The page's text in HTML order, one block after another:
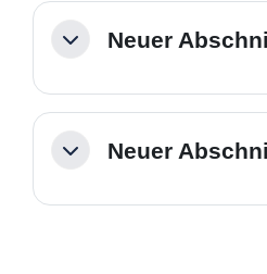
Einklappen
Neuer
Einklappen
Neuer